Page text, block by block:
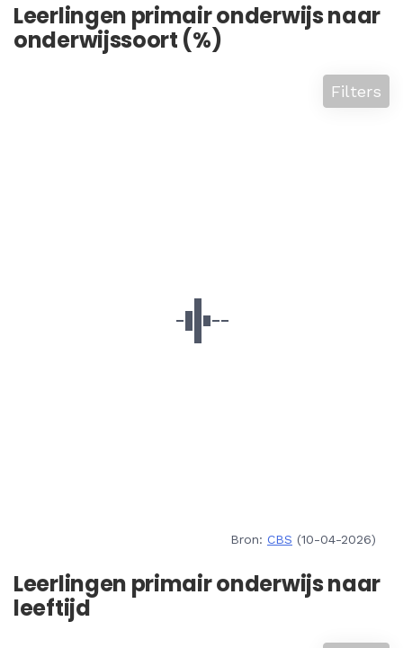
Leerlingen primair onderwijs naar
onderwijssoort (%)
Filters
Bron: CBS (10-04-2026)
Leerlingen primair onderwijs naar
leeftijd